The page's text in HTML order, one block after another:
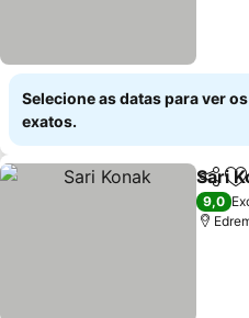
Selecione as datas para ver
exatos.
Sari
9,0